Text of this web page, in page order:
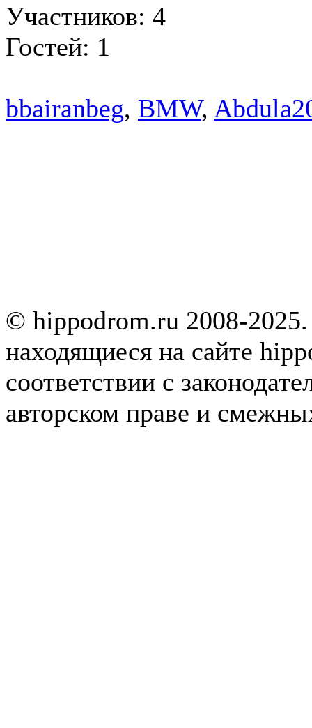
Участников: 4
Гостей: 1
bbairanbeg, BMW,
© hippodrom.ru 2008-
находящиеся на сайте
соответствии с
авторском праве и